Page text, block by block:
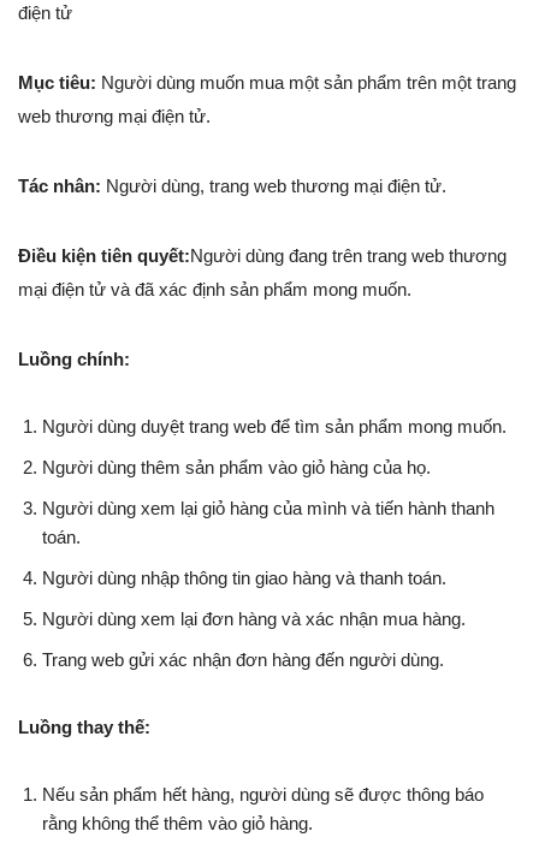
điện tử
Mục tiêu: Người dùng muốn mua một sản phẩm trên một trang
web thương mại điện tử.
Tác nhân: Người dùng, trang web thương mại điện tử.
Điều kiện tiên quyết:Người dùng đang trên trang web thương
mại điện tử và đã xác định sản phẩm mong muốn.
Luồng chính:
Người dùng duyệt trang web để tìm sản phẩm mong muốn.
Người dùng thêm sản phẩm vào giỏ hàng của họ.
Người dùng xem lại giỏ hàng của mình và tiến hành thanh
toán.
Người dùng nhập thông tin giao hàng và thanh toán.
Người dùng xem lại đơn hàng và xác nhận mua hàng.
Trang web gửi xác nhận đơn hàng đến người dùng.
Luồng thay thế:
Nếu sản phẩm hết hàng, người dùng sẽ được thông báo
rằng không thể thêm vào giỏ hàng.